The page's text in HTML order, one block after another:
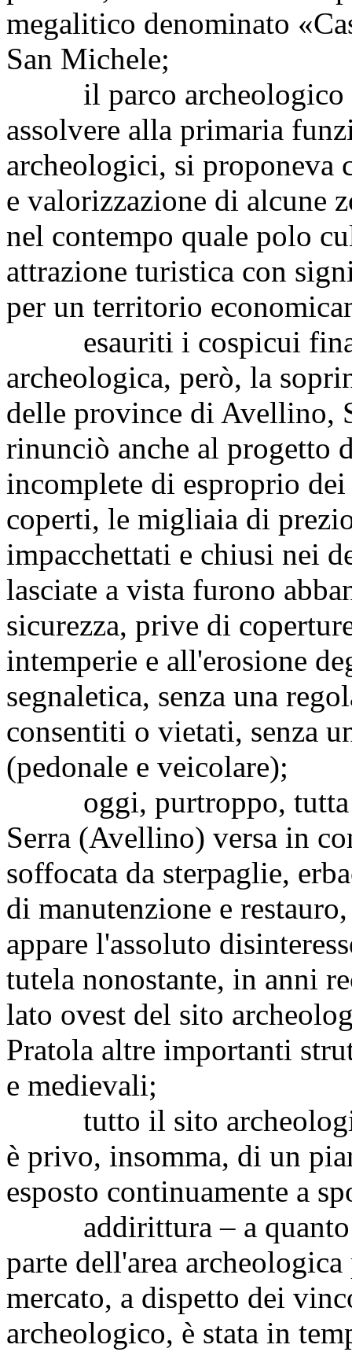
megalitico denominato
San Michele;
il parco archeologico
assolvere alla primaria
archeologici, si proponeva
e valorizzazione di alcune
nel contempo quale polo
attrazione turistica con
per un territorio
esauriti i cospicui
archeologica, però, la
delle province di Avellino,
rinunciò anche al progetto
incomplete di esproprio
coperti, le migliaia di
impacchettati e chiusi nei
lasciate a vista furono
sicurezza, prive di
intemperie e all'erosione
segnaletica, senza una
consentiti o vietati, senza
(pedonale e veicolare);
oggi, purtroppo, tutta
Serra (Avellino) versa in
soffocata da sterpaglie,
di manutenzione e
appare l'assoluto
tutela nonostante, in anni
lato ovest del sito
Pratola altre importanti
e medievali;
tutto il sito
è privo, insomma, di un
esposto continuamente a
addirittura – a quanto
parte dell'area
mercato, a dispetto dei
archeologico, è stata in